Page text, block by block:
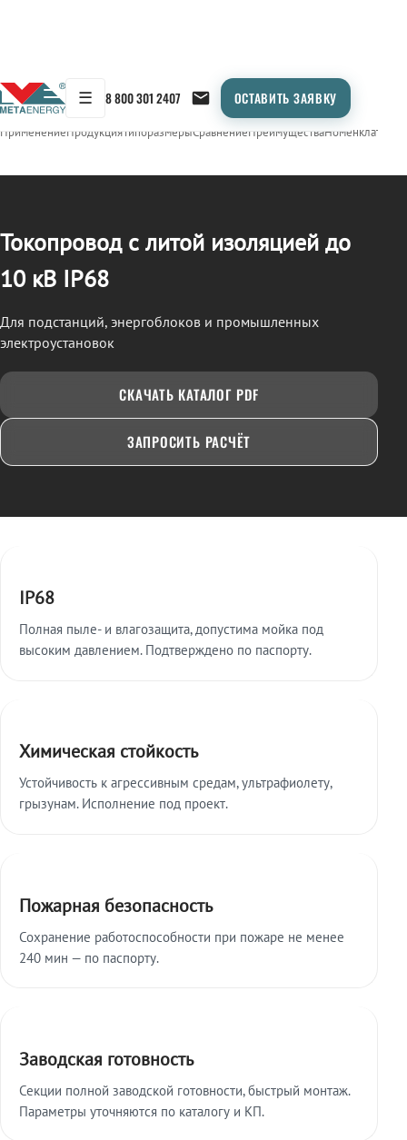
☰ 8 800 301 2407 ОСТАВИТЬ ЗАЯВКУ
← Продукция/ТОКОПРОВОД
ПрименениеПродукцияТипоразмерыСравнениеПреимуществаНоменклатура
Токопровод с литой изоляцией до
10 кВ IP68
Для подстанций, энергоблоков и промышленных
электроустановок
СКАЧАТЬ КАТАЛОГ PDF
ЗАПРОСИТЬ РАСЧЁТ
IP68
Полная пыле- и влагозащита, допустима мойка под
высоким давлением. Подтверждено по паспорту.
Химическая стойкость
Устойчивость к агрессивным средам, ультрафиолету,
грызунам. Исполнение под проект.
Пожарная безопасность
Сохранение работоспособности при пожаре не менее
240 мин — по паспорту.
Заводская готовность
Секции полной заводской готовности, быстрый монтаж.
Параметры уточняются по каталогу и КП.